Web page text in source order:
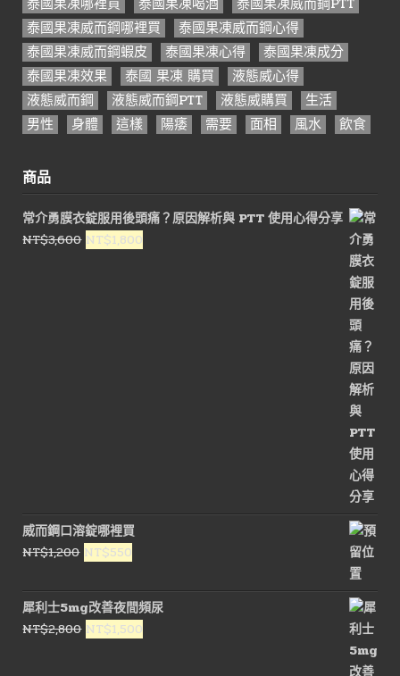
泰國果凍威而鋼哪裡買
泰國果凍威而鋼心得
泰國果凍威而鋼蝦皮
泰國果凍心得
泰國果凍成分
泰國果凍效果
泰國 果凍 購買
液態威心得
液態威而鋼
液態威而鋼PTT 液態威購買
生活
男性
身體 這樣 陽痿 需要 面相 風水 飲食
商品
常介勇膜衣錠服用後頭痛？原因解析與 PTT 使用心得分享
NT$3,600 原
NT$1,800
威而鋼口溶錠哪裡買
NT$1,200 原
價
格：
NT$1,200。
NT$550
價
格：
NT$550。
犀利士5mg改善夜間頻尿
NT$2,800 原
NT$1,500